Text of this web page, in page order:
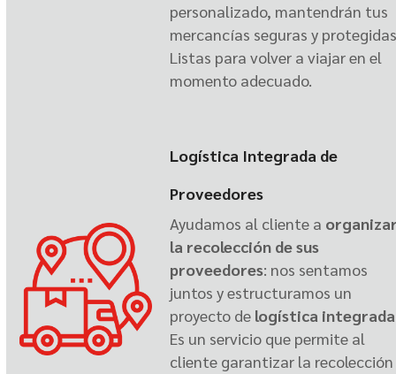
personalizado, mantendrán tus
mercancías seguras y
Listas para volver a viajar en el
momento adecuado.
Logística Integrada de
Proveedores
Ayudamos al cliente a
la recolección de sus
proveedores: nos sentamos
juntos y estructuramos un
proyecto de logística integrada
Es un servicio que permite al
cliente garantizar la recolección